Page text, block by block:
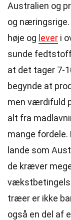
Australien og
og
høje og lever i
sunde
at det tager 7-
begynde at
men værdifuld
alt fra
mange fordele.
lande som
de kræver
træer er ikke
også en del af